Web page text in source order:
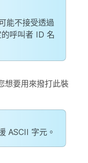
能不接受透過
呼叫者 ID 名
想要用來撥打此裝
ASCII 字元。